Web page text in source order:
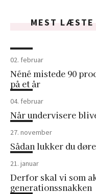
MEST LÆSTE
02. februar
Néné mistede 90
på et år
04. februar
Når undervisere
27. november
Sådan lukker du
21. januar
Derfor skal vi som
generationssnakken